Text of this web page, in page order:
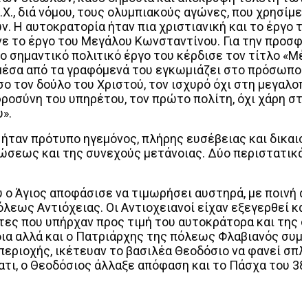
διά νόμου, τους ολυμπιακούς αγώνες, που
Η αυτοκρατορία ήταν πια χριστιανική και το έργο
το έργο του Μεγάλου Κωνσταντίνου. Για την
σημαντικό πολιτικό έργο του κέρδισε τον τίτλο
από τα γραφόμενά του εγκωμιάζει στο
τον δούλο του Χριστού, τον ισχυρό όχι στη
του υπηρέτου, τον πρώτο πολίτη, όχι χάρη
πρότυπο ηγεμόνος, πλήρης ευσέβειας και
και της συνεχούς μετάνοιας. Δύο
Άγιος αποφάσισε να τιμωρήσει αυστηρά, με ποινή
Αντιόχειας. Οι Αντιοχειανοί είχαν εξεγερθεί
που υπήρχαν προς τιμή του αυτοκράτορα και
αλλά και ο Πατριάρχης της πόλεως Φλαβιανός
ικέτευαν το βασιλέα Θεοδόσιο να φανεί
ο Θεοδόσιος άλλαξε απόφαση και το Πάσχα του